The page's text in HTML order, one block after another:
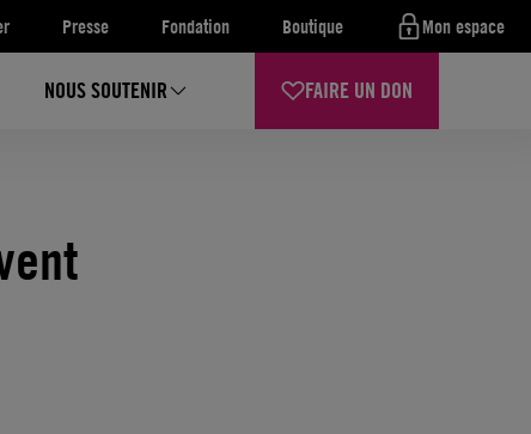
Presse Fondation Boutique Mon espace
NOUS SOUTENIR FAIRE UN DON